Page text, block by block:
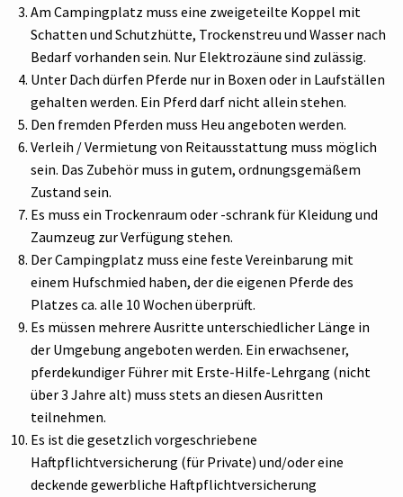
Am Campingplatz muss eine zweigeteilte Koppel mit
Schatten und Schutzhütte, Trockenstreu und Wasser nach
Bedarf vorhanden sein. Nur Elektrozäune sind zulässig.
Unter Dach dürfen Pferde nur in Boxen oder in Laufställen
gehalten werden. Ein Pferd darf nicht allein stehen.
Den fremden Pferden muss Heu angeboten werden.
Verleih / Vermietung von Reitausstattung muss möglich
sein. Das Zubehör muss in gutem, ordnungsgemäßem
Zustand sein.
Es muss ein Trockenraum oder -schrank für Kleidung und
Zaumzeug zur Verfügung stehen.
Der Campingplatz muss eine feste Vereinbarung mit
einem Hufschmied haben, der die eigenen Pferde des
Platzes ca. alle 10 Wochen überprüft.
Es müssen mehrere Ausritte unterschiedlicher Länge in
der Umgebung angeboten werden. Ein erwachsener,
pferdekundiger Führer mit Erste-Hilfe-Lehrgang (nicht
über 3 Jahre alt) muss stets an diesen Ausritten
teilnehmen.
Es ist die gesetzlich vorgeschriebene
Haftpflichtversicherung (für Private) und/oder eine
deckende gewerbliche Haftpflichtversicherung